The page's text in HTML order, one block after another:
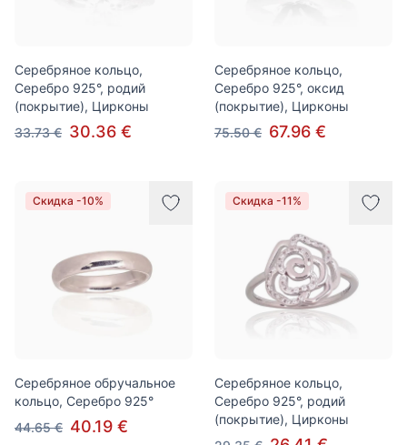
Серебряное кольцо,
Серебро 925°, родий
(покрытие), Цирконы
33.73 € 30.36 €
Серебряное кольцо,
Серебро 925°, оксид
(покрытие), Цирконы
75.50 € 67.96 €
Скидка -10%
Серебряное обручальное
кольцо, Серебро 925°
44.65 € 40.19 €
Скидка -11%
Серебряное кольцо,
Серебро 925°, родий
(покрытие), Цирконы